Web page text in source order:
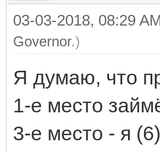
03-03-2018, 08:29
Governor.)
Я думаю, что
1-е место
3-е место - я